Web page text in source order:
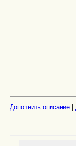
Дополнить описание